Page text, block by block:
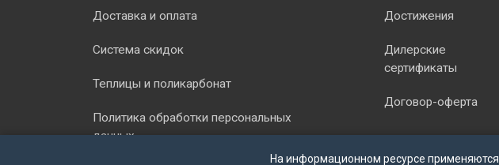
На информационном ресурсе применяются
Доставка и оплата
Система скидок
Теплицы и поликарбонат
Политика обработки персональных
данных
Достижения
Дилерские
сертификаты
Договор-оферта